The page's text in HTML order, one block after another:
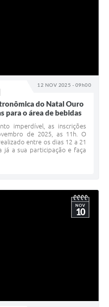
12 NOV 2025 - 09h00
do Natal Ouro
para o área de bebidas
imperdível, as inscrições
de 2025, as 11h. O
entre os dias 12 a 21
já a sua participação e faça
NOV
10